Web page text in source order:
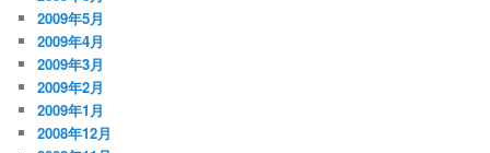
2009年5月
2009年4月
2009年3月
2009年2月
2009年1月
2008年12月